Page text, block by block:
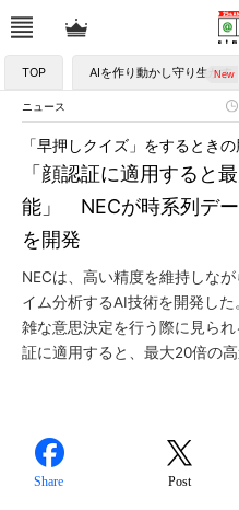
TOP AIを作り動かし守り生かす
ニュース
「顔認証に適用すると
能」 NECが時系列デ
を開発
「早押しクイズ」をするとき
NECは、高い精度を維持しな
イム分析するAI技術を開発し
雑な意思決定を行う際に見ら
証に適用すると、最大20倍の高
Share Post